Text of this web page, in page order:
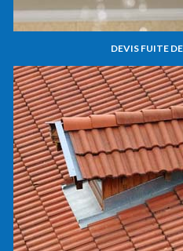
DEVIS FUITE